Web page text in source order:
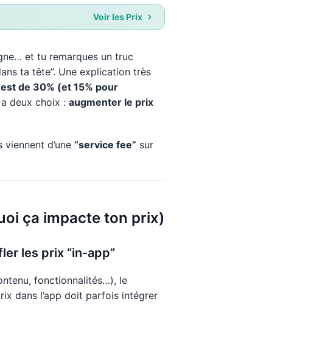
Voir les Prix
et tu remarques un truc
ta tête”. Une explication très
de 30% (et 15% pour
deux choix : augmenter le prix
d’une “service fee” sur
ça impacte ton prix)
les prix “in‑app”
fonctionnalités…), le
dans l’app doit parfois intégrer